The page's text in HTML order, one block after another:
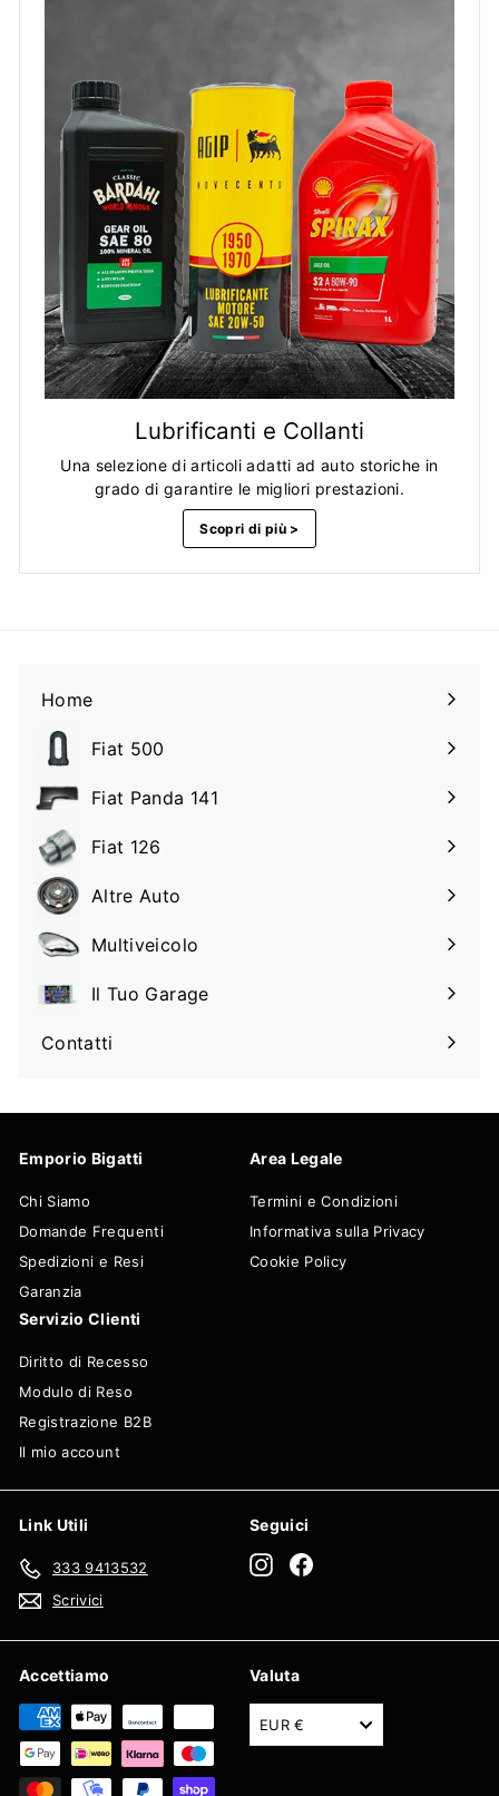
Lubrificanti e Collanti
Una selezione di articoli adatti ad auto storiche in
grado di garantire le migliori prestazioni.
Scopri di più >
Home
Fiat 500
Espandi
il
sottomenu
Fiat Panda 141
Espandi
il
sottomenu
Fiat 126
Espandi
il
sottomenu
Altre Auto
Espandi
il
sottomenu
Multiveicolo
Espandi
il
sottomenu
Il Tuo Garage
Espandi
il
Contatti
Emporio Bigatti
Chi Siamo
Domande Frequenti
Spedizioni e Resi
Garanzia
Area Legale
Termini e Condizioni
Informativa sulla Privacy
Cookie Policy
Servizio Clienti
Diritto di Recesso
Modulo di Reso
Registrazione B2B
Il mio account
Link Utili
333 9413532
Scrivici
Seguici
Instagram
Accettiamo Valuta
EUR €